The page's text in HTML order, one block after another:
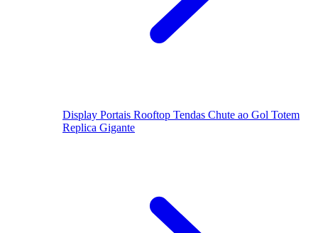
Display Portais Rooftop Tendas Chute ao Gol Totem
Replica Gigante